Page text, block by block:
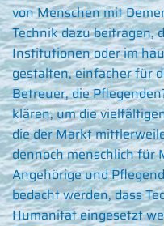
von Menschen mit
Technik dazu beitragen,
Institutionen oder im
gestalten, einfacher für
Betreuer, die
klären, um die
die der Markt
dennoch menschlich für
Angehörige und
bedacht werden, dass
Humanität eingesetzt